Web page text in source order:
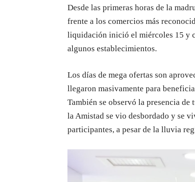
Desde las primeras horas de la
frente a los comercios más
liquidación inició el miércoles 15 y
algunos establecimientos.
Los días de mega ofertas son
llegaron masivamente para
También se observó la presencia
la Amistad se vio desbordado y se
participantes, a pesar de la lluvia